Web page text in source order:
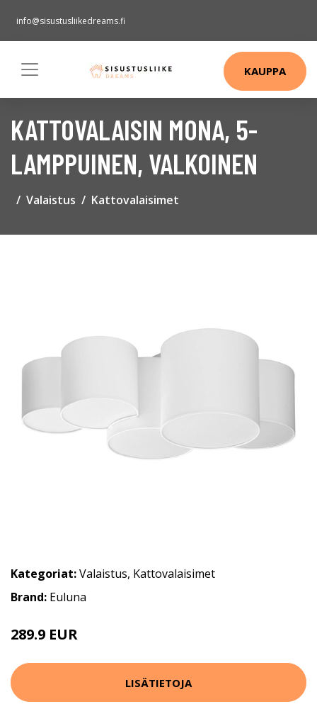
info@sisustusliikedreams.fi
KAUPPA
KATTOVALAISIN MONA, 5-
LAMPPUINEN, VALKOINEN
Valaistus Kattovalaisimet
Kategoriat:Valaistus, Kattovalaisimet
Brand: Euluna
289.9 EUR
LISÄTIETOJA